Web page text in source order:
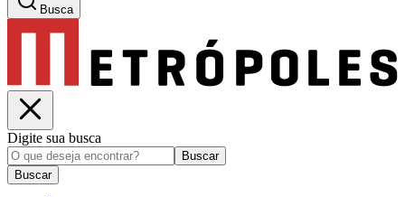
Busca
Digite sua busca
Buscar
Buscar